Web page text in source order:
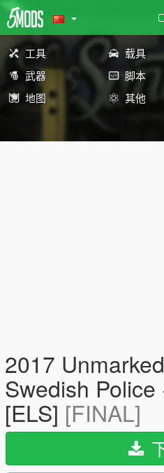
工具 载具
武器
脚本
地图
其他
2017
Swedish
[ELS] [FINAL]